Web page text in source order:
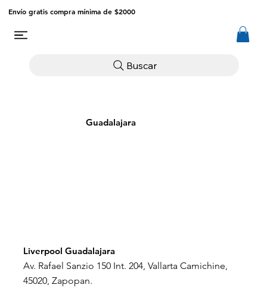
Envío gratis compra mínima de $2000
Buscar
Guadalajara
Liverpool Guadalajara
Av. Rafael Sanzio 150 Int. 204, Vallarta Camichine,
45020, Zapopan.